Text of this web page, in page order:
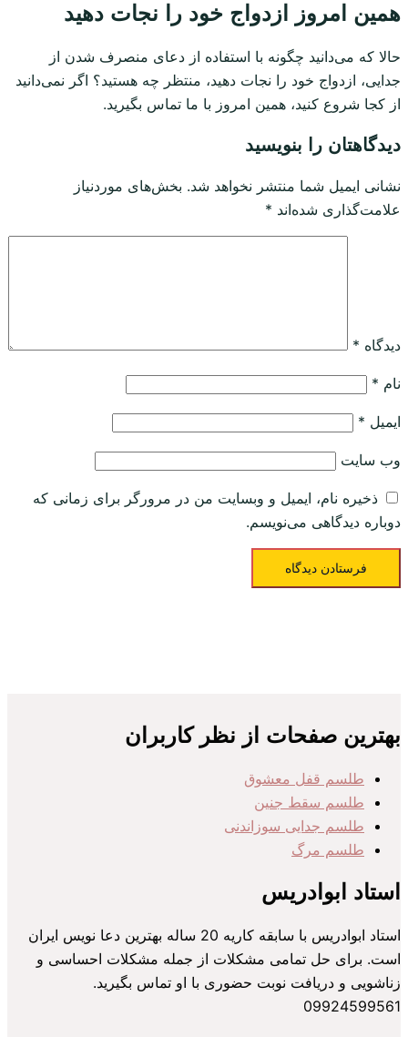
همین امروز ازدواج خود را نجات دهید
حالا که می‌دانید چگونه با استفاده از دعای منصرف شدن از
جدایی، ازدواج خود را نجات دهید، منتظر چه هستید؟ اگر نمی‌دانید
از کجا شروع کنید، همین امروز با ما تماس بگیرید.
دیدگاهتان را بنویسید
نشانی ایمیل شما منتشر نخواهد شد. بخش‌های موردنیاز
علامت‌گذاری شده‌اند *
دیدگاه *
نام *
ایمیل *
وب‌ سایت
ذخیره نام، ایمیل و وبسایت من در مرورگر برای زمانی که
دوباره دیدگاهی می‌نویسم.
بهترین صفحات از نظر کاربران
طلسم قفل معشوق
طلسم سقط جنین
طلسم جدایی سوزاندنی
طلسم مرگ
استاد ابوادریس
استاد ابوادریس با سابقه کاریه 20 ساله بهترین دعا نویس ایران
است. برای حل تمامی مشکلات از جمله مشکلات احساسی و
زناشویی و دریافت نوبت حضوری با او تماس بگیرید.
09924599561